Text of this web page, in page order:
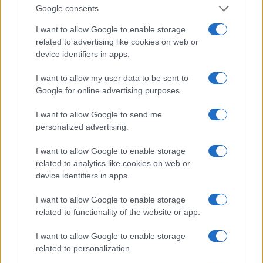
Google consents
I want to allow Google to enable storage
related to advertising like cookies on web or
device identifiers in apps.
I want to allow my user data to be sent to
Google for online advertising purposes.
I want to allow Google to send me
personalized advertising.
I want to allow Google to enable storage
related to analytics like cookies on web or
device identifiers in apps.
I want to allow Google to enable storage
related to functionality of the website or app.
I want to allow Google to enable storage
related to personalization.
u vezu sa zločinom.
- Treba obraditi svako udubljenje na podu, oko
šrafova i spojeva. Moguće je da se pronađe DNK i
poslije toliko vremena -
Muž u pritvoru
Podsjetimo, Jelena Marjanović je prema tvrdnjama
Zorana Marjanovića, nestala 2. aprila 2016. na
dana.
Zoran je tad priveden, ali je ubrzo pušten. Godinu i
po dana poslije zločina, on se ponovo našao iza
rešetaka zbog sumnje da je počinio ovaj gnusni
zločin.
(Telegraf.rs)